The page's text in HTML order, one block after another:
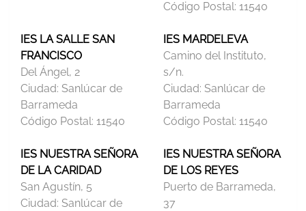
Código Postal: 11540
IES LA SALLE SAN
FRANCISCO
Del Ángel, 2
Ciudad: Sanlúcar de
Barrameda
Código Postal: 11540
IES MARDELEVA
Camino del Instituto,
s/n.
Ciudad: Sanlúcar de
Barrameda
Código Postal: 11540
IES NUESTRA SEÑORA
DE LA CARIDAD
San Agustín, 5
Ciudad: Sanlúcar de
IES NUESTRA SEÑORA
DE LOS REYES
Puerto de Barrameda,
37